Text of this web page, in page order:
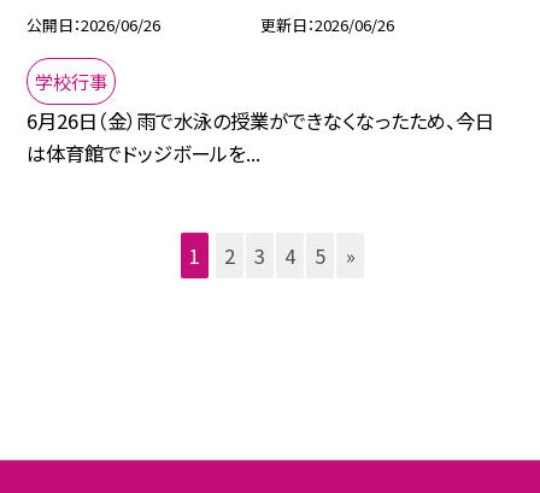
公開日 2026/06/26 更新日 2026/06/26
学校行事
6月26日（金）雨で水泳の授業ができなくなったため、今日
は体育館でドッジボールを...
1 2 3 4 5 »